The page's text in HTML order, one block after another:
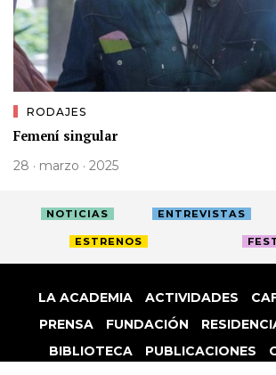
RODAJES
Femení singular
28 · marzo · 2025
NOTICIAS ENTREVISTAS
ESTRENOS
LA ACADEMIA ACTIVIDADES
PRENSA
FUNDACIÓN
BIBLIOTECA
PUBLICACIONES